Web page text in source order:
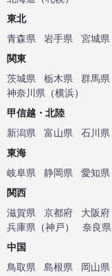
東北
青森県
岩手県 宮城県
関東
茨城県
栃木県 群馬県
神奈川県 （横浜）
甲信越・北陸
新潟県
富山県 石川県
東海
岐阜県
静岡県 愛知県
関西
滋賀県
京都府 大阪府
兵庫県 （神戸） 奈良県
中国
鳥取県
島根県 岡山県